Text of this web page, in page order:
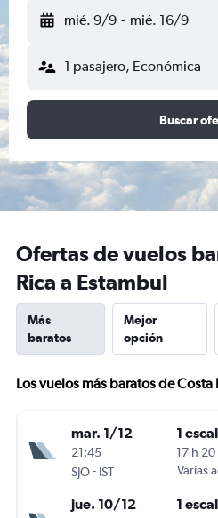
mié. 9/9 - mié. 16/9
1 pasajero, Económica
Buscar
Ofertas de vuelos
Rica a Estambul
Más
baratos
Mejor
opción
Los vuelos más baratos de Costa
mar. 1/12
21:45
SJO- IST
1
17 h 20
Varias
jue. 10/12 1